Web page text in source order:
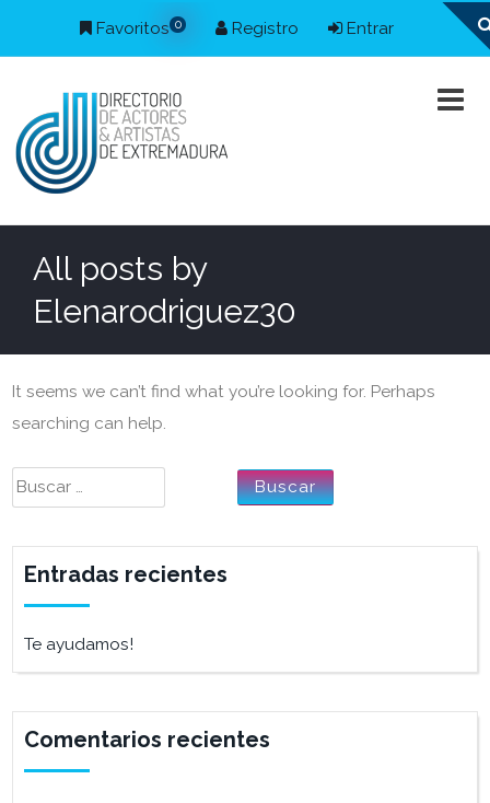
Favoritos 0 Registro Entrar
All posts by
Elenarodriguez30
It seems we can’t find what you’re looking for. Perhaps
searching can help.
Buscar:
Entradas recientes
Te ayudamos!
Comentarios recientes